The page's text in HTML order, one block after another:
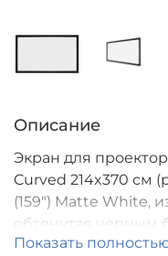
Описание
Экран для
Curved 214x370 см
(159") Matte White,
обтянутая черным
(2 места) [LCH-
Показать